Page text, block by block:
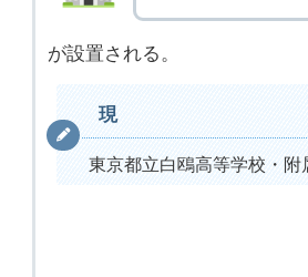
が設置される。
現
東京都立白鴎高等学校・附